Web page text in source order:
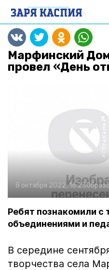
Марфинский
провел «День
8 октября 2022, 16:23
Ребят познакомили с
объединениями и
В середине
творчества села